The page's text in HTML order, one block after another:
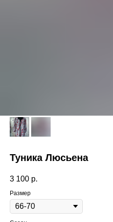
Туника Люсьена
3 100 р.
Размер